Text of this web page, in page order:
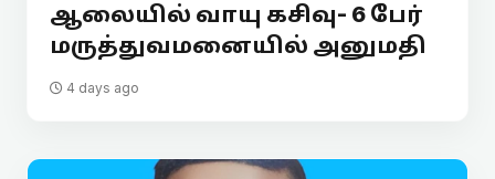
ஆலையில் வாயு கசிவு- 6 பேர்
மருத்துவமனையில் அனுமதி
4 days ago